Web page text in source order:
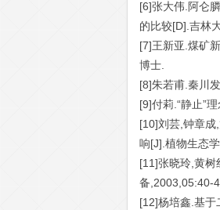
[6]张大伟.阿仑
的比较[D].吉林
[7]王新亚.煤矿
博士.
[8]朱若甫.秦川
[9]付莉.“静止”
[10]刘芸,钟章成
响[J].植物生态
[11]张晓玲,黄树
备,2003,05:40-
[12]杨培鑫.基于